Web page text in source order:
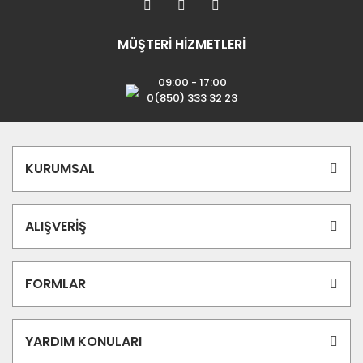
MÜŞTERİ HİZMETLERİ
09:00 - 17:00
0(850) 333 32 23
KURUMSAL
ALIŞVERİŞ
FORMLAR
YARDIM KONULARI